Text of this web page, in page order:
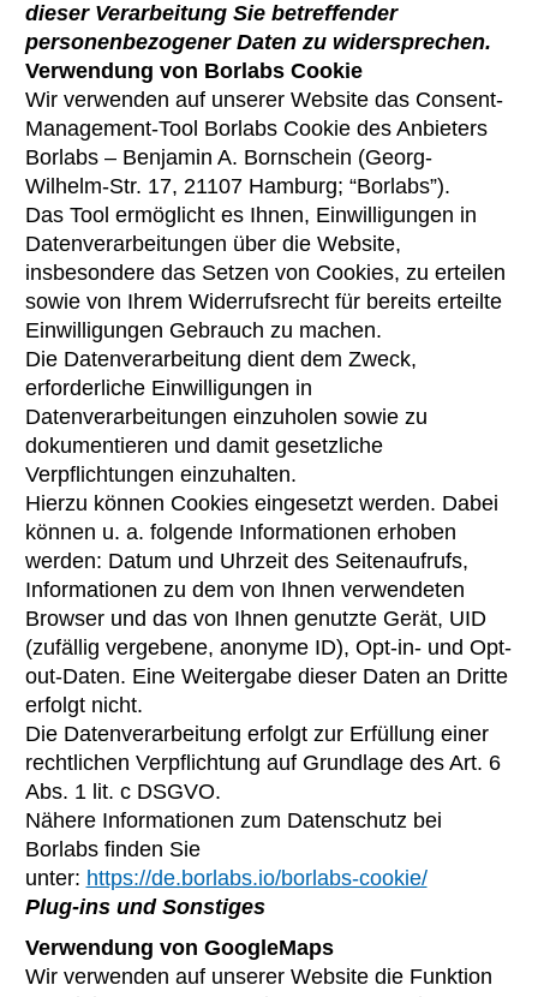
dieser Verarbeitung Sie betreffender
personenbezogener Daten zu widersprechen.
Verwendung von Borlabs Cookie
Wir verwenden auf unserer Website das Consent-
Management-Tool Borlabs Cookie des Anbieters
Borlabs – Benjamin A. Bornschein (Georg-
Wilhelm-Str. 17, 21107 Hamburg; “Borlabs”).
Das Tool ermöglicht es Ihnen, Einwilligungen in
Datenverarbeitungen über die Website,
insbesondere das Setzen von Cookies, zu erteilen
sowie von Ihrem Widerrufsrecht für bereits erteilte
Einwilligungen Gebrauch zu machen.
Die Datenverarbeitung dient dem Zweck,
erforderliche Einwilligungen in
Datenverarbeitungen einzuholen sowie zu
dokumentieren und damit gesetzliche
Verpflichtungen einzuhalten.
Hierzu können Cookies eingesetzt werden. Dabei
können u. a. folgende Informationen erhoben
werden: Datum und Uhrzeit des Seitenaufrufs,
Informationen zu dem von Ihnen verwendeten
Browser und das von Ihnen genutzte Gerät, UID
(zufällig vergebene, anonyme ID), Opt-in- und Opt-
out-Daten. Eine Weitergabe dieser Daten an Dritte
erfolgt nicht.
Die Datenverarbeitung erfolgt zur Erfüllung einer
rechtlichen Verpflichtung auf Grundlage des Art. 6
Abs. 1 lit. c DSGVO.
Nähere Informationen zum Datenschutz bei
Borlabs finden Sie
unter: https://de.borlabs.io/borlabs-cookie/
Plug-ins und Sonstiges
Verwendung von GoogleMaps
Wir verwenden auf unserer Website die Funktion